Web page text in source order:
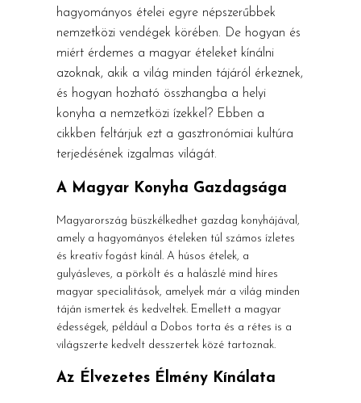
hagyományos ételei egyre népszerűbbek
nemzetközi vendégek körében. De hogyan és
miért érdemes a magyar ételeket kínálni
azoknak, akik a világ minden tájáról érkeznek,
és hogyan hozható összhangba a helyi
konyha a nemzetközi ízekkel? Ebben a
cikkben feltárjuk ezt a gasztronómiai kultúra
terjedésének izgalmas világát.
A Magyar Konyha Gazdagsága
Magyarország büszkélkedhet gazdag konyhájával,
amely a hagyományos ételeken túl számos ízletes
és kreatív fogást kínál. A húsos ételek, a
gulyásleves, a pörkölt és a halászlé mind híres
magyar specialitások, amelyek már a világ minden
táján ismertek és kedveltek. Emellett a magyar
édességek, például a Dobos torta és a rétes is a
világszerte kedvelt desszertek közé tartoznak.
Az Élvezetes Élmény Kínálata